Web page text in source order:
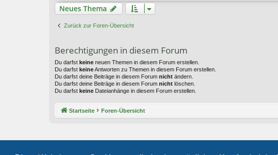
Neues Thema
Zurück zur Foren-Übersicht
Berechtigungen in diesem Forum
Du darfst keine neuen Themen in diesem Forum erstellen.
Du darfst keineAntworten zu Themen in diesem Forum erstellen.
Du darfst deine Beiträge in diesem Forum nicht ändern.
Du darfst deine Beiträge in diesem Forum nicht löschen.
Du darfst keine Dateianhänge in diesem Forum erstellen.
Startseite Foren-Übersicht